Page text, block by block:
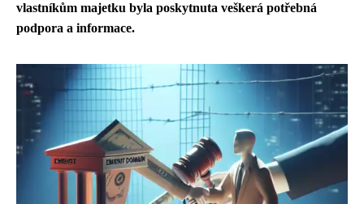
vlastníkům majetku byla poskytnuta veškerá potřebná
podpora a informace.